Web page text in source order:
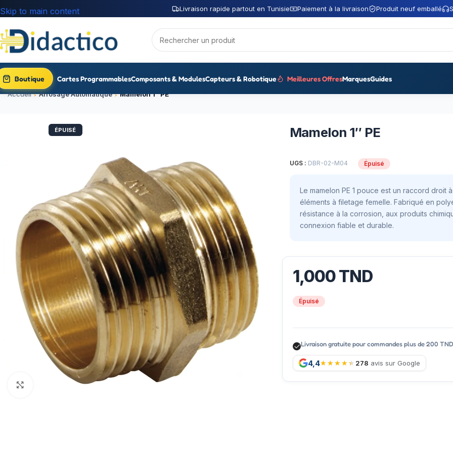
Livraison rapide partout en Tunisie Paiement à la livraison Produit neuf emballé
Skip to main content
Boutique Cartes ProgrammablesComposants & ModulesCapteurs & Robotique Meilleures OffresMarquesGuides
Accueil Arrosage Automatique Mamelon 1″ PE
ÉPUISÉ
Click to enlarge
Mamelon 1″ PE
UGS : DBR-02-M04 Épuisé
Le mamelon PE 1 pouce est un raccord
éléments à filetage femelle. Fabriqué en
résistance à la corrosion, aux produits
connexion fiable et durable.
1,000TND
Épuisé
Livraison gratuite pour commandes plus de 200 TND
4,4 278 avis sur Google